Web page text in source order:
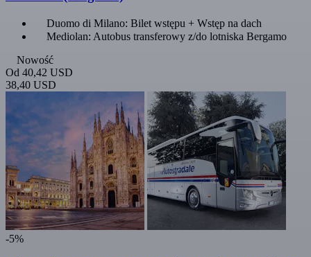
Duomo di Milano: Bilet wstępu + Wstęp na dach
Mediolan: Autobus transferowy z/do lotniska Bergamo
Nowość
Od 40,42 USD
38,40 USD
-5%